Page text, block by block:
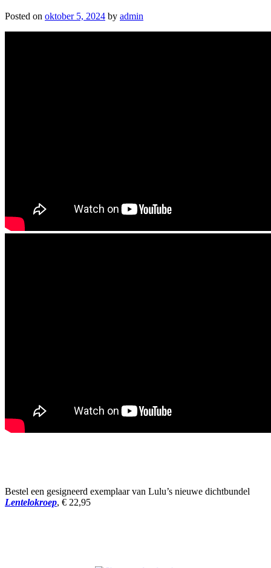
Posted on oktober 5, 2024 by admin
Bestel een gesigneerd exemplaar van Lulu’s nieuwe dichtbundel
Lentelokroep, € 22,95